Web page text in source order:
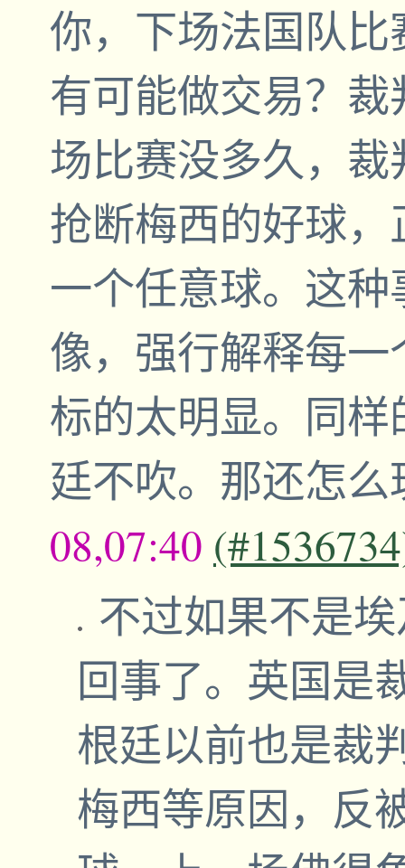
你，下场法国队
有可能做交易？
场比赛没多久，
抢断梅西的好球
一个任意球。这
像，强行解释每
标的太明显。同
廷不吹。那还怎
08,07:40
不过如果不是
回事了。英国是
根廷以前也是裁
梅西等原因，反